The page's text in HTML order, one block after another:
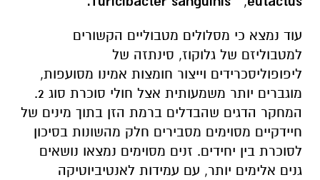
עוד נמצא כי מסלולים מטבוליים הקשורים
למטבוליזם של גלוקוז, סינתזה של
ליפופוליסכרידים וייצור חומצות אמינו מסועפות,
מוגברים יותר משמעותית אצל חולי סוכרת סוג 2.
המחקר הדגים שהבדלים ברמת הזן בתוך מינים של
חיידקיים מסוימים מסבירים חלק מהשונות בסיכון
לסוכרת בין יחידים. זנים מסוימים נמצאו נושאים
גנים אלימים יותר, עם עמידות לאנטיביוטיקה